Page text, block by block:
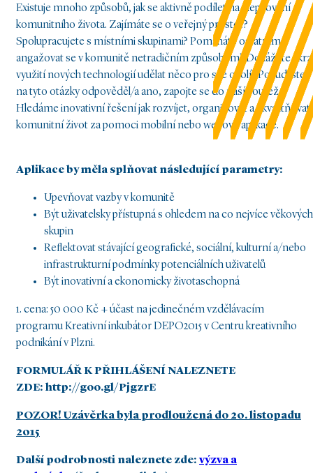
Existuje mnoho způsobů, jak se aktivně podílet na zlepšování
komunitního života. Zajímáte se o veřejný prostor?
Spolupracujete s místními skupinami? Pomáháte ostatním
angažovat se v komunitě netradičním způsobem? Dokážete
využití nových technologií udělat něco pro své okolí? Pokud jste
na tyto otázky odpověděl/a ano, zapojte se do naší soutěže!
Hledáme inovativní řešení jak rozvíjet, organizovat a zkvalitňovat
komunitní život za pomoci mobilní nebo webové aplikace.
Aplikace by měla splňovat následující parametry:
Upevňovat vazby v komunitě
Být uživatelsky přístupná s ohledem na co nejvíce věkových
skupin
Reflektovat stávající geografické, sociální, kulturní a/nebo
infrastrukturní podmínky potenciálních uživatelů
Být inovativní a ekonomicky životaschopná
1. cena: 50 000 Kč + účast na jedinečném vzdělávacím
programu Kreativní inkubátor DEPO2015 v Centru kreativního
podnikání v Plzni.
FORMULÁŘ K PŘIHLÁŠENÍ NALEZNETE
ZDE: http://goo.gl/PjgzrE
POZOR! Uzávěrka byla prodloužená do 20. listopadu
2015
Další podrobnosti naleznete zde:výzva a